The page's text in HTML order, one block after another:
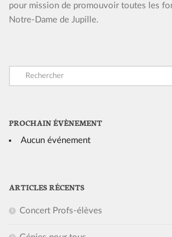
pour mission de promouvoir toutes les
Notre-Dame de Jupille.
PROCHAIN ÉVÈNEMENT
Aucun événement
ARTICLES RÉCENTS
Concert Profs-élèves